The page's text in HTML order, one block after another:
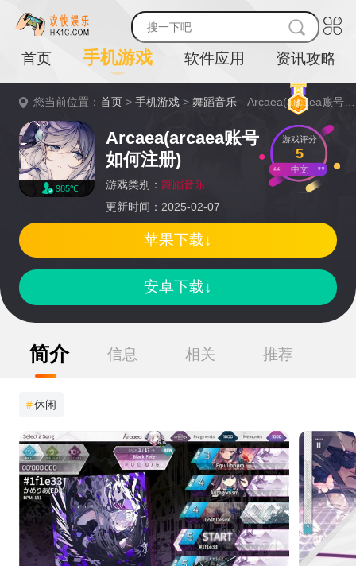
首页 手机游戏 软件应用 资讯攻略
您当前位置：首页 >手机游戏 >舞蹈音乐 - Arcaea(arcaea账号如何注册)详情
985℃
Arcaea(arcaea账号
如何注册)
游戏类别： 舞蹈音乐
更新时间：2025-02-07
游戏评分
5
中文
安卓下载↓
苹果下载↓
简介 信息 相关 推荐
#休闲